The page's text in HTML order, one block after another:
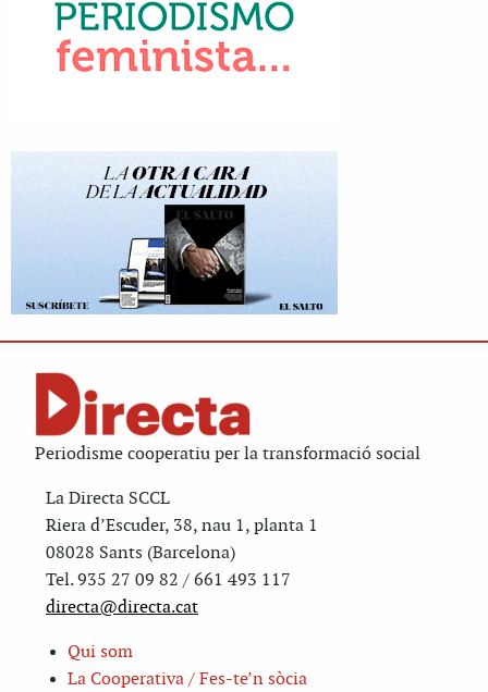
Periodisme cooperatiu per la transformació social
La Directa SCCL
Riera d’Escuder, 38, nau 1, planta 1
08028 Sants (Barcelona)
Tel. 935 27 09 82 / 661 493 117
directa@directa.cat
Qui som
La Cooperativa / Fes-te’n sòcia